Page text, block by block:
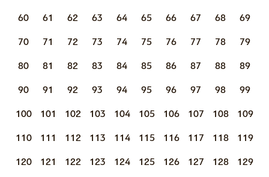
60 61 62 63 64 65 66 67 68 69
70 71 72 73 74 75 76 77 78 79
80 81 82 83 84 85 86 87 88 89
90 91 92 93 94 95 96 97 98 99
100 101 102 103 104 105 106 107 108 109
110 111 112 113 114 115 116 117 118 119
120 121 122 123 124 125 126 127 128 129